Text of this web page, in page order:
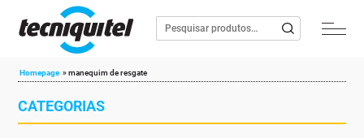
Homepage »manequim de resgate
CATEGORIAS